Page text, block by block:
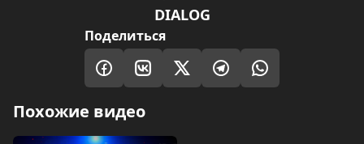
DIALOG
Поделиться
Похожие видео